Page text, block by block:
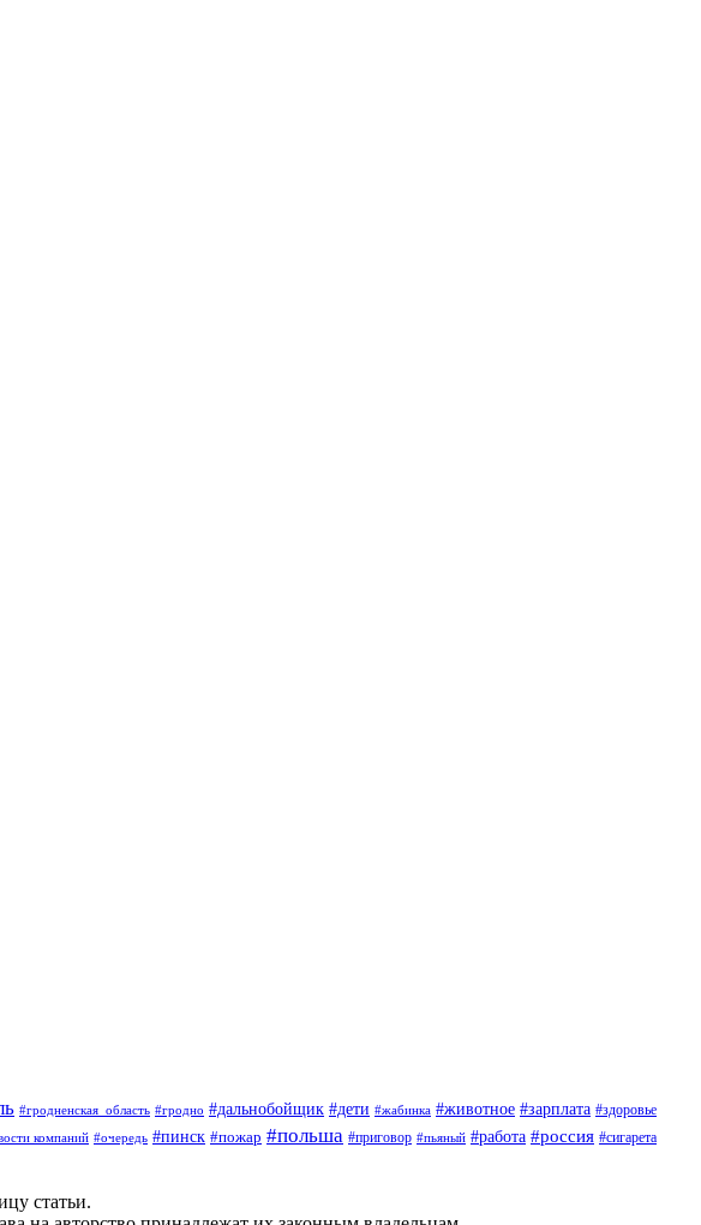
#гродненская_область #гродно #дальнобойщик #дети #жабинка #животное #зарплата #здоровье
компаний #очередь #пинск #пожар #польша #приговор #пьяный #работа #россия #сигарета
статьи.